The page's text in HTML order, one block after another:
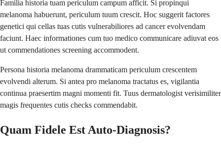
Familia historia tuam periculum campum afficit. Si propinqui
melanoma habuerunt, periculum tuum crescit. Hoc suggerit factores
genetici qui cellas tuas cutis vulnerabiliores ad cancer evolvendam
faciunt. Haec informationes cum tuo medico communicare adiuvat eos
ut commendationes screening accommodent.
Persona historia melanoma drammaticam periculum crescentem
evolvendi alterum. Si antea pro melanoma tractatus es, vigilantia
continua praesertim magni momenti fit. Tuus dermatologist verisimiliter
magis frequentes cutis checks commendabit.
Quam Fidele Est Auto-Diagnosis?